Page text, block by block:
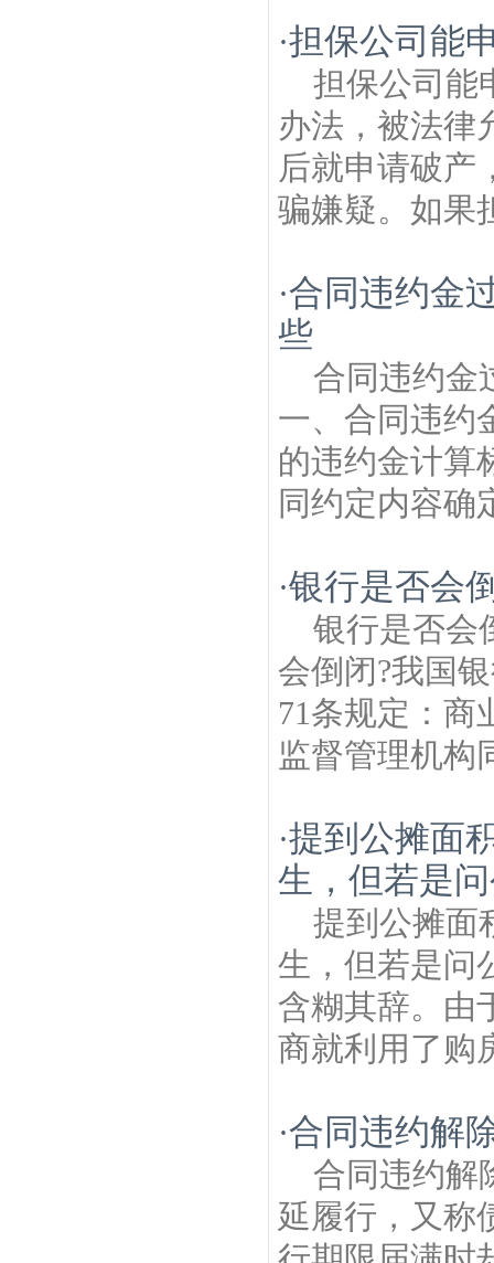
·担保公司能
担保公司能
办法，被法律
后就申请破产
骗嫌疑。如果
·合同违约金
些
合同违约金
一、合同违约
的违约金计算
同约定内容确
·银行是否会
银行是否会
会倒闭?我国
71条规定：商
监督管理机构
·提到公摊面
生，但若是
提到公摊面
生，但若是问
含糊其辞。由
商就利用了购
·合同违约解
合同违约解
延履行，又称